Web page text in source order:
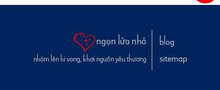
ngọn lửa nhỏ
nhóm lên hi vọng, khơi nguồn yêu thương
blog
sitemap